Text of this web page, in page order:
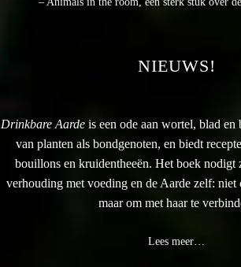
NIEUWS!
Drinkbare Aarde is een ode aan wortel, blad en
van planten als bondgenoten, en biedt
bouillons en kruidentheeën. Het boek nodigt
verhouding met voeding en de Aarde zelf: niet
maar om met haar te
Lees meer…